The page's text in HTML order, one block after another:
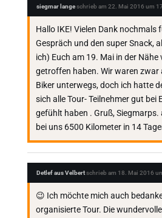
siegmar langeschrieb am 22. Mai 2016 um
Hallo IKE! Vielen Dank nochmals
Gespräch und den super Snack,
ich) Euch am 19. Mai in der Nähe
getroffen haben. Wir waren zwar
Biker unterwegs, doch ich hatte
sich alle Tour- Teilnehmer gut bei
gefühlt haben . Gruß, Siegmarps.
bei uns 6500 Kilometer in 14
Detlef aus Velbertschrieb am 18. Mai 2016
😉 Ich möchte mich auch
organisierte Tour. Die